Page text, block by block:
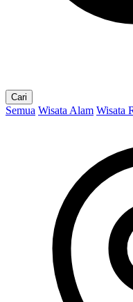
Cari
Semua Wisata Alam Wisata